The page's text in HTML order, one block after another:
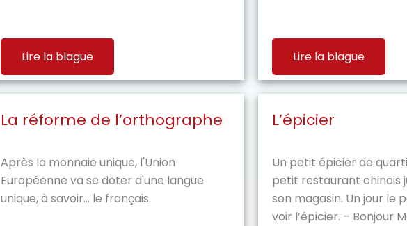
Lire la blague Lire la blague
La réforme de l’orthographe
Après la monnaie unique, l'Union
Européenne va se doter d'une langue
unique, à savoir... le français.
L’épicier
Un petit épicier de
petit restaurant chinois
son magasin. Un jour le
voir l’épicier. – Bonjour